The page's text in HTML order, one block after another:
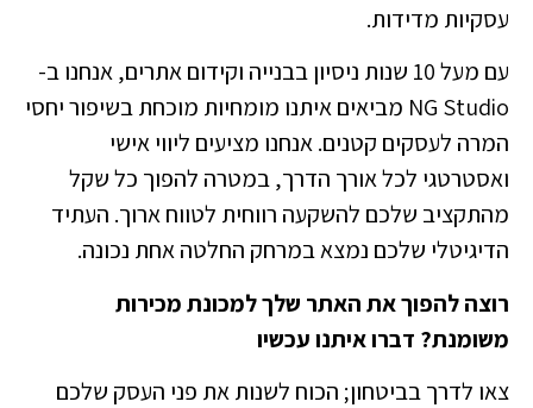
עסקיות מדידות.
עם מעל 10 שנות ניסיון בבנייה וקידום אתרים, אנחנו ב-
NG Studio מביאים איתנו מומחיות מוכחת בשיפור יחסי
המרה לעסקים קטנים. אנחנו מציעים ליווי אישי
ואסטרטגי לכל אורך הדרך, במטרה להפוך כל שקל
מהתקציב שלכם להשקעה רווחית לטווח ארוך. העתיד
הדיגיטלי שלכם נמצא במרחק החלטה אחת נכונה.
רוצה להפוך את האתר שלך למכונת מכירות
משומנת? דברו איתנו עכשיו
צאו לדרך בביטחון; הכוח לשנות את פני העסק שלכם